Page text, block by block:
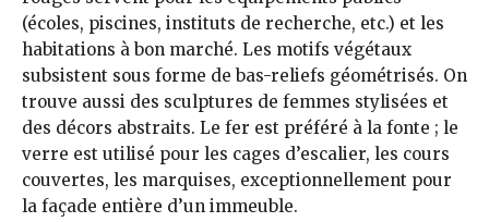
(écoles, piscines, instituts de recherche, etc.) et les
habitations à bon marché. Les motifs végétaux
subsistent sous forme de bas-reliefs géométrisés. On
trouve aussi des sculptures de femmes stylisées et
des décors abstraits. Le fer est préféré à la fonte ; le
verre est utilisé pour les cages d’escalier, les cours
couvertes, les marquises, exceptionnellement pour
la façade entière d’un immeuble.